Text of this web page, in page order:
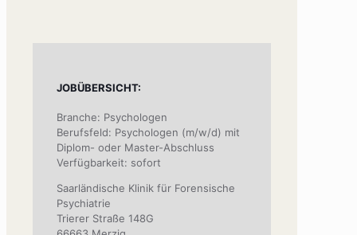
JOBÜBERSICHT:
Branche: Psychologen
Berufsfeld: Psychologen (m/w/d) mit
Diplom- oder Master-Abschluss
Verfügbarkeit: sofort
Saarländische Klinik für Forensische
Psychiatrie
Trierer Straße 148G